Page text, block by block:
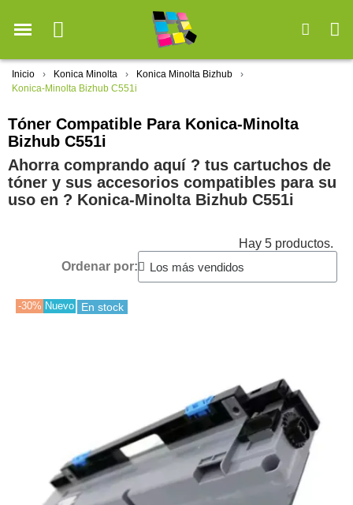
Inicio Konica Minolta
Konica Minolta Bizhub
Konica-Minolta Bizhub C551i
Tóner Compatible Para Konica-Minolta
Bizhub C551i
Ahorra comprando aquí ? tus cartuchos de
tóner y sus accesorios compatibles para su
uso en ?️ Konica-Minolta Bizhub C551i
Hay 5 productos.
Ordenar por:
-30% Nuevo En stock